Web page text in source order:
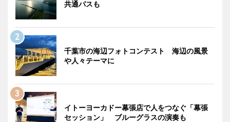
共通パスも
千葉市の海辺フォトコンテスト 海辺の風景
や人々テーマに
イトーヨーカドー幕張店で人をつなぐ「幕張
セッション」 ブルーグラスの演奏も